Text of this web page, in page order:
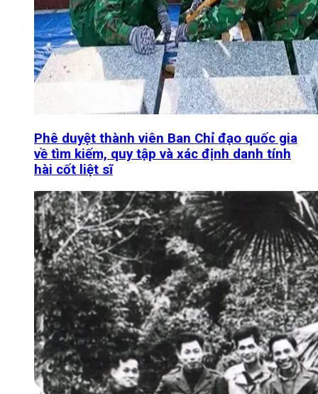
Phê duyệt thành viên Ban Chỉ đạo quốc gia
về tìm kiếm, quy tập và xác định danh tính
hài cốt liệt sĩ